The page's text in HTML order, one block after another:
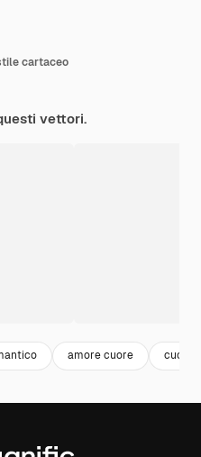
cartaceo
vettori.
amore cuore cuori